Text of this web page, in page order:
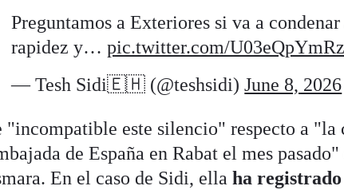
Preguntamos a Exteriores si va a
rapidez y…pic.twitter.com/U03eQpYmRz
— Tesh Sidi🇪🇭 (@teshsidi)June 8, 2026
"incompatible este silencio" respecto a "la
de España en Rabat el mes
En el caso de Sidi, ellaha